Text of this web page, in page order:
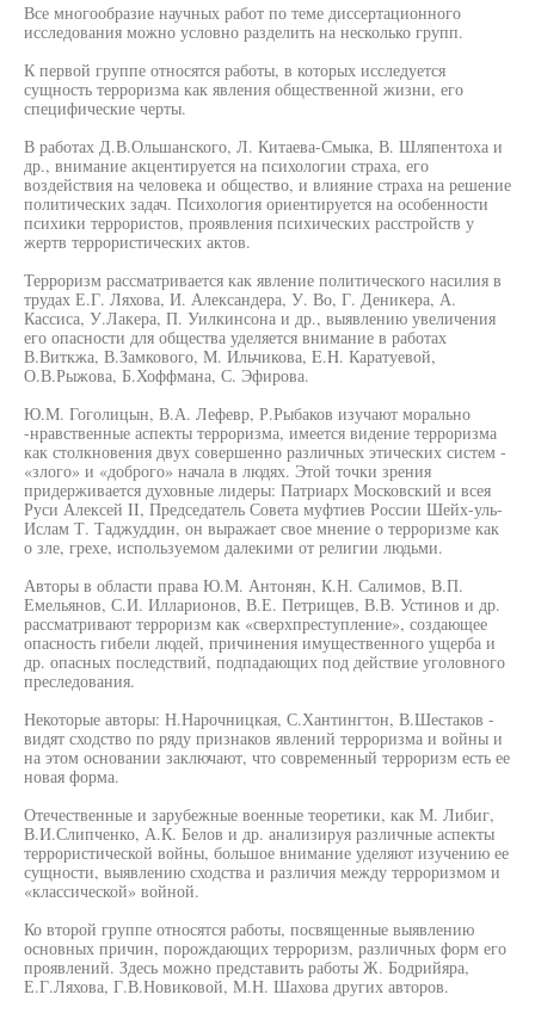
Все многообразие научных работ по теме диссертационного
исследования можно условно разделить на несколько групп.
К первой группе относятся работы, в которых исследуется
сущность терроризма как явления общественной жизни, его
специфические черты.
В работах Д.В.Ольшанского, Л. Китаева-Смыка, В. Шляпентоха и
др., внимание акцентируется на психологии страха, его
воздействия на человека и общество, и влияние страха на решение
политических задач. Психология ориентируется на особенности
психики террористов, проявления психических расстройств у
жертв террористических актов.
Терроризм рассматривается как явление политического насилия в
трудах Е.Г. Ляхова, И. Александера, У. Во, Г. Деникера, А.
Кассиса, У.Лакера, П. Уилкинсона и др., выявлению увеличения
его опасности для общества уделяется внимание в работах
В.Виткжа, В.Замкового, М. Ильчикова, E.H. Каратуевой,
О.В.Рыжова, Б.Хоффмана, С. Эфирова.
Ю.М. Гоголицын, В.А. Лефевр, Р.Рыбаков изучают морально
-нравственные аспекты терроризма, имеется видение терроризма
как столкновения двух совершенно различных этических систем -
«злого» и «доброго» начала в людях. Этой точки зрения
придерживается духовные лидеры: Патриарх Московский и всея
Руси Алексей II, Председатель Совета муфтиев России Шейх-уль-
Ислам Т. Таджуддин, он выражает свое мнение о терроризме как
о зле, грехе, используемом далекими от религии людьми.
Авторы в области права Ю.М. Антонян, К.Н. Салимов, В.П.
Емельянов, С.И. Илларионов, В.Е. Петрищев, В.В. Устинов и др.
рассматривают терроризм как «сверхпреступление», создающее
опасность гибели людей, причинения имущественного ущерба и
др. опасных последствий, подпадающих под действие уголовного
преследования.
Некоторые авторы: Н.Нарочницкая, С.Хантингтон, В.Шестаков -
видят сходство по ряду признаков явлений терроризма и войны и
на этом основании заключают, что современный терроризм есть ее
новая форма.
Отечественные и зарубежные военные теоретики, как М. Либиг,
В.И.Слипченко, А.К. Белов и др. анализируя различные аспекты
террористической войны, большое внимание уделяют изучению ее
сущности, выявлению сходства и различия между терроризмом и
«классической» войной.
Ко второй группе относятся работы, посвященные выявлению
основных причин, порождающих терроризм, различных форм его
проявлений. Здесь можно представить работы Ж. Бодрийяра,
Е.Г.Ляхова, Г.В.Новиковой, М.Н. Шахова других авторов.